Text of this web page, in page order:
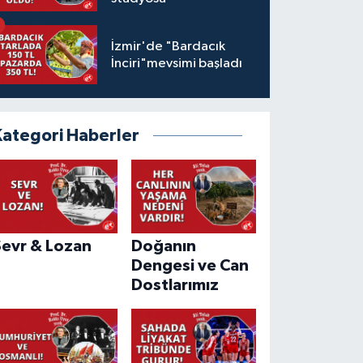
İzmir'de "Bardacık
İnciri"mevsimi başladı
Haberler
& Lozan
Doğanın
Dengesi ve Can
Dostlarımız